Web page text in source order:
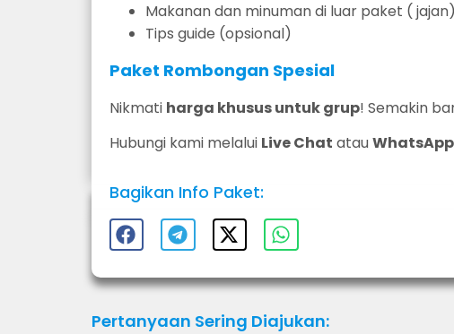
Makanan dan minuman di luar paket ( jajan)
Tips guide (opsional)
Paket Rombongan Spesial
Nikmati harga khusus untuk grup! Semakin
Hubungi kami melalui Live Chat atauWhatsApp
Bagikan Info Paket:
Pertanyaan Sering Diajukan: